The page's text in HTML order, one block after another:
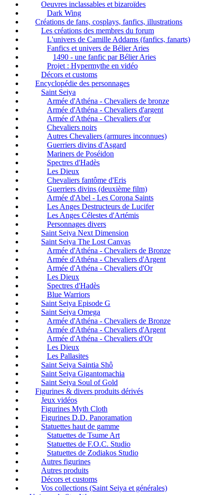
Oeuvres inclassables et bizaroïdes
Dark Wing
Créations de fans, cosplays, fanfics, illustrations
Les créations des membres du forum
L'univers de Camille Addams (fanfics, fanarts)
Fanfics et univers de Bélier Aries
1490 - une fanfic par Bélier Aries
Projet : Hypermythe en vidéo
Décors et customs
Encyclopédie des personnages
Saint Seiya
Armée d'Athéna - Chevaliers de bronze
Armée d'Athéna - Chevaliers d'argent
Armée d'Athéna - Chevaliers d'or
Chevaliers noirs
Autres Chevaliers (armures inconnues)
Guerriers divins d'Asgard
Mariners de Poséidon
Spectres d'Hadès
Les Dieux
Chevaliers fantôme d'Eris
Guerriers divins (deuxième film)
Armée d'Abel - Les Corona Saints
Les Anges Destructeurs de Lucifer
Les Anges Célestes d'Artémis
Personnages divers
Saint Seiya Next Dimension
Saint Seiya The Lost Canvas
Armée d'Athéna - Chevaliers de Bronze
Armée d'Athéna - Chevaliers d'Argent
Armée d'Athéna - Chevaliers d'Or
Les Dieux
Spectres d'Hadès
Blue Warriors
Saint Seiya Episode G
Saint Seiya Omega
Armée d'Athéna - Chevaliers de Bronze
Armée d'Athéna - Chevaliers d'Argent
Armée d'Athéna - Chevaliers d'Or
Les Dieux
Les Pallasites
Saint Seiya Saintia Shô
Saint Seiya Gigantomachia
Saint Seiya Soul of Gold
Figurines & divers produits dérivés
Jeux vidéos
Figurines Myth Cloth
Figurines D.D. Panoramation
Statuettes haut de gamme
Statuettes de Tsume Art
Statuettes de F.O.C. Studio
Statuettes de Zodiakos Studio
Autres figurines
Autres produits
Décors et customs
Vos collections (Saint Seiya et générales)